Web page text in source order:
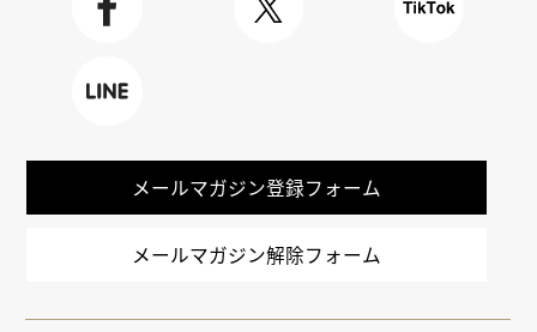
メールマガジン登録フォーム
メールマガジン解除フォーム